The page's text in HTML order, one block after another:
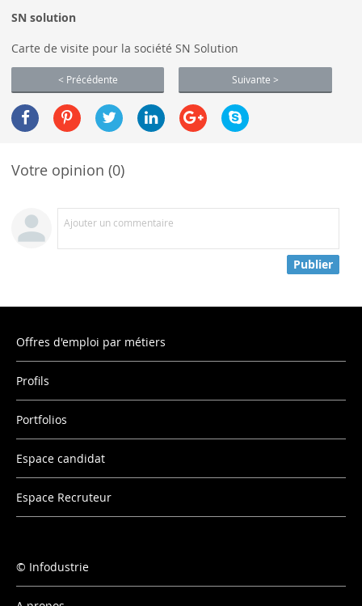
SN solution
Carte de visite pour la société SN Solution
< Précédente Suivante >
Votre opinion (0)
Ajouter un commentaire
Publier
Offres d'emploi par métiers
Profils
Portfolios
Espace candidat
Espace Recruteur
Infodustrie